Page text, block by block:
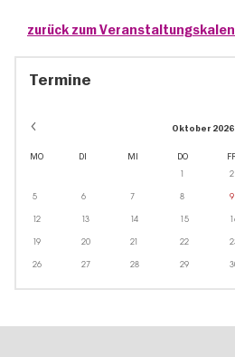
zurück zum
Termine
Oktober 2026
MO DI MI DO
1 2
5 6 7 8 9
12 13 14 15
19 20 21 22
26 27 28 29